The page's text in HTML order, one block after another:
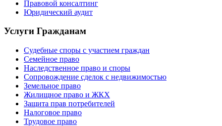
Правовой консалтинг
Юридический аудит
Услуги Гражданам
Судебные споры с участием граждан
Семейное право
Наследственное право и споры
Сопровождение сделок с недвижимостью
Земельное право
Жилищное право и ЖКХ
Защита прав потребителей
Налоговое право
Трудовое право